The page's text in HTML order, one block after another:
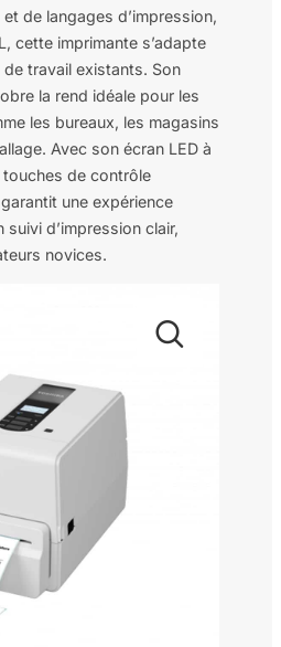
et de langages d’impression,
cette imprimante s’adapte
travail existants. Son
la rend idéale pour les
les bureaux, les magasins
Avec son écran LED à
de contrôle
une expérience
suivi d’impression clair,
novices.